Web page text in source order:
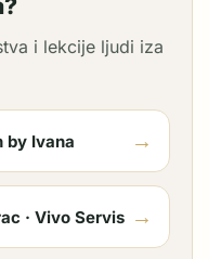
i lekcije ljudi iza
by Ivana →
· Vivo Servis →